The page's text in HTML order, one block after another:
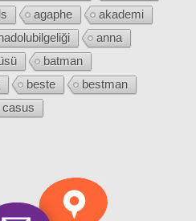
agaphe
akademi
anna
batman
beste
bestman
casus